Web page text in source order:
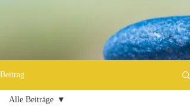
Beitrag
Alle Beiträge